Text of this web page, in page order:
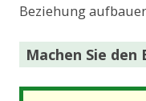
Beziehung
Machen Sie